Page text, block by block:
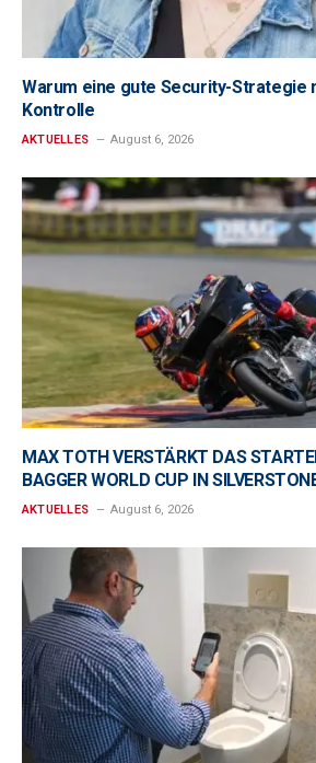
Warum eine gute Security-Strategie
Kontrolle
AKTUELLES August 6, 2026
MAX TOTH VERSTÄRKT DAS
BAGGER WORLD CUP IN
AKTUELLES August 6, 2026